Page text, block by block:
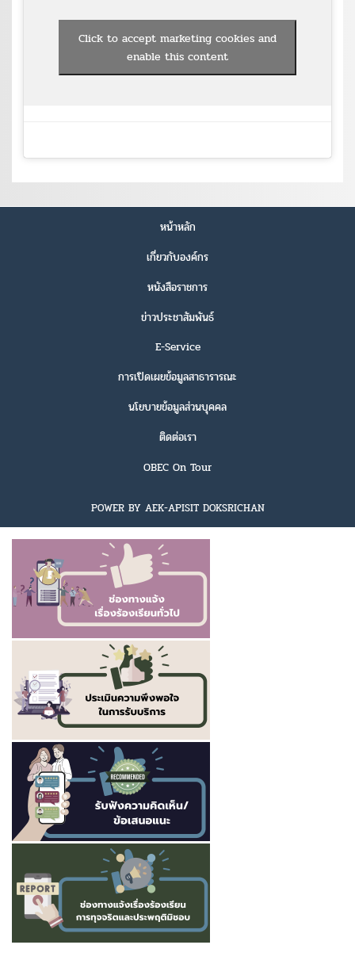
Click to accept marketing cookies and
enable this content
หน้าหลัก
เกี่ยวกับองค์กร
หนังสือราชการ
ข่าวประชาสัมพันธ์
E-Service
การเปิดเผยข้อมูลสาธารารณะ
นโยบายข้อมูลส่วนบุคคล
ติดต่อเรา
OBEC On Tour
POWER BY AEK-APISIT DOKSRICHAN